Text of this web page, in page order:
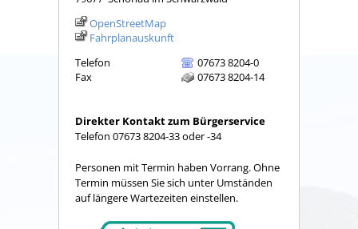
OpenStreetMap
Fahrplanauskunft
Telefon
07673 8204-0
Fax
07673 8204-14
Direkter Kontakt zum Bürgerservice
Telefon 07673 8204-33 oder -34
Personen mit Termin haben Vorrang. Ohne
Termin müssen Sie sich unter Umständen
auf längere Wartezeiten einstellen.